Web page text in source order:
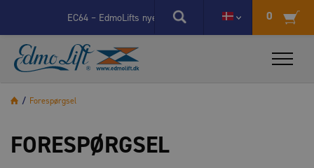
0
EC64 – EdmoLifts nye elstyring går videre til næste fase
/ Forespørgsel
FORESPØRGSEL